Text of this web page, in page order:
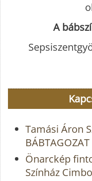
A
Tamási Áron
BÁBTAGOZAT
Önarckép
Színház